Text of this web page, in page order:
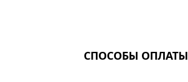
СПОСОБЫ ОПЛАТЫ